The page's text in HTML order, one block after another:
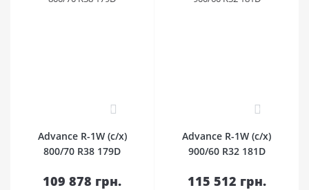
Advance R-1W (с/х)
800/70 R38 179D
109 878 грн.
Advance R-1W (с/х)
900/60 R32 181D
115 512 грн.